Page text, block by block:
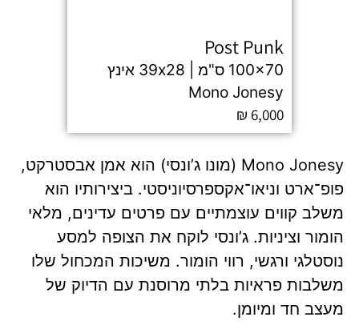
Post Punk
100x70 ס"מ | 39x28 אינץ
Mono Jonesy
₪ 6,000
Mono Jonesy (מונו ג’ונסי) הוא אמן אבסטרקט,
פופ־ארט וניאו־אקספרסיוניסטי. ביצירותיו הוא
משלב קווים עוצמתיים עם פרטים עדינים, מלאי
הומור וציניות. ג’ונסי לוקח את הצופה למסע
נוסטלגי ורגשי, רווי הומור. משיכות המכחול שלו
משלבות פראיות בלתי מרוסנת עם הדיוק של
מעצב חד ומיומן.